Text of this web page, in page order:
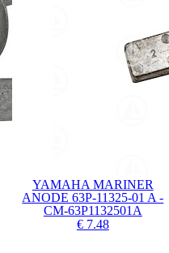
YAMAHA MARINER
ANODE 63P-11325-01 A -
CM-63P1132501A
€ 7.48